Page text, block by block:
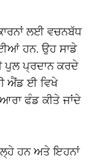
ਲਈ ਵਚਨਬੱਧ
ਹਨ. ਉਹ ਸਾਡੇ
ਪੁਲ ਪ੍ਰਦਾਨ ਕਰਦੇ
ਐਂਡ ਈ ਵਿਖੇ
ਫੰਡ ਕੀਤੇ ਜਾਂਦੇ
ਹਨ ਅਤੇ ਇਹਨਾਂ